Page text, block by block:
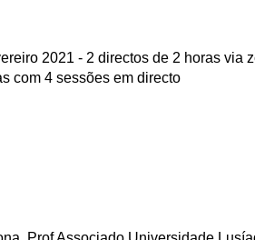
2021 - 2 directos de 2 horas via
com 4 sessões em directo